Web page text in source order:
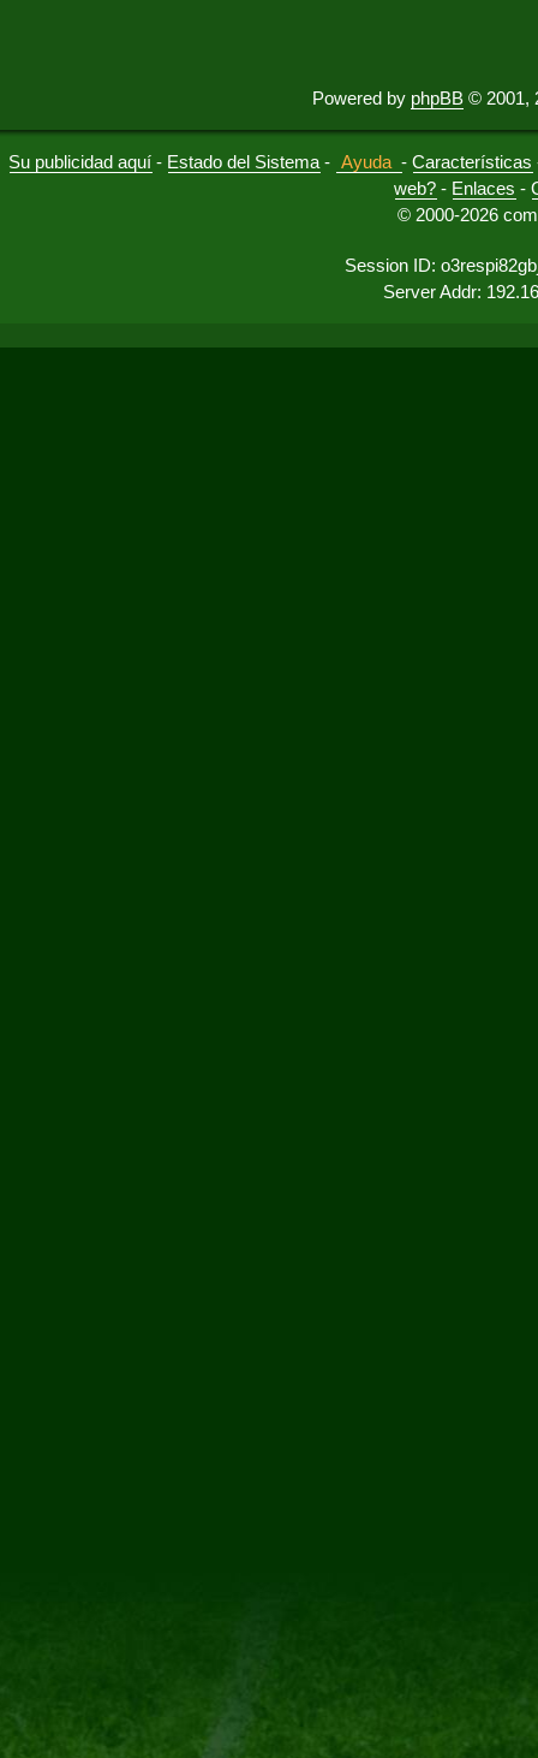
Powered by phpBB © 2001,
Su publicidad aquí - Estado del Sistema - Ayuda -Características
web? - Enlaces -
© 2000-2026
Session ID:
Server Addr: